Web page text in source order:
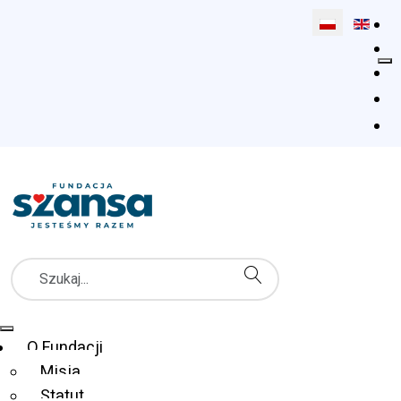
Wybierz
Szukaj
Menu Główne
O Fundacji
Misja
Statut